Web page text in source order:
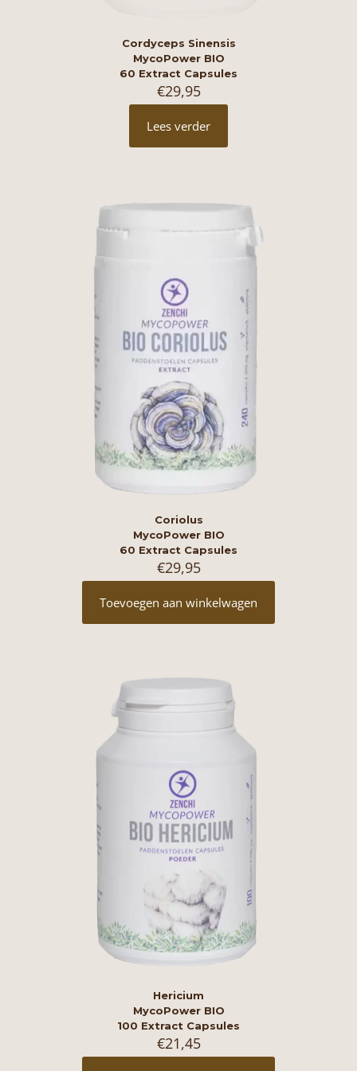
Cordyceps Sinensis
MycoPower BIO
60 Extract Capsules
€29,95
Lees verder
Coriolus
MycoPower BIO
60 Extract Capsules
€29,95
Toevoegen aan winkelwagen
Hericium
MycoPower BIO
100 Extract Capsules
€21,45